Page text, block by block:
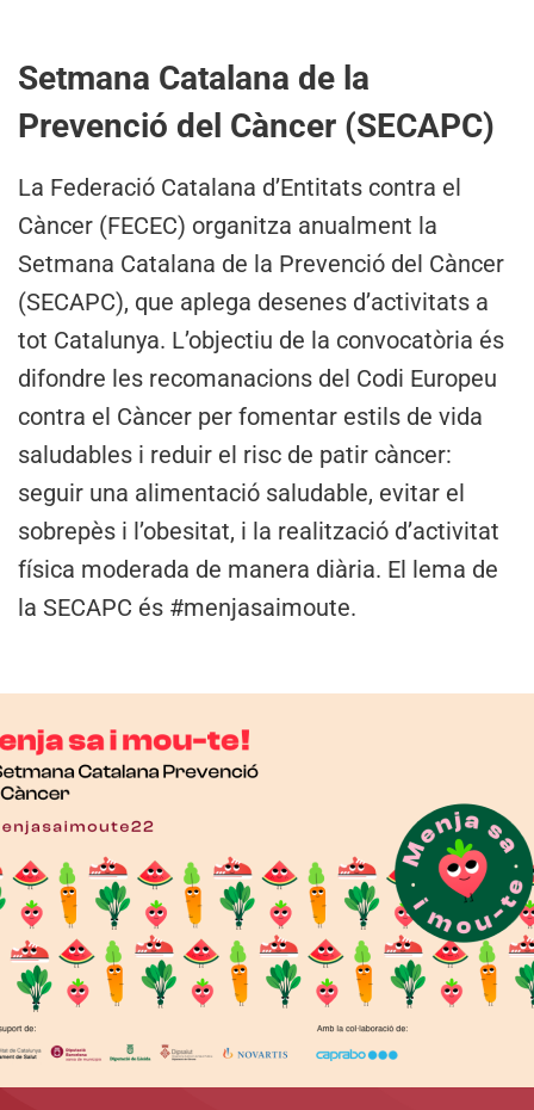
Setmana Catalana de la
Prevenció del Càncer (SECAPC)
La Federació Catalana d’Entitats contra el
Càncer (FECEC) organitza anualment la
Setmana Catalana de la Prevenció del Càncer
(SECAPC), que aplega desenes d’activitats a
tot Catalunya. L’objectiu de la convocatòria és
difondre les recomanacions del Codi Europeu
contra el Càncer per fomentar estils de vida
saludables i reduir el risc de patir càncer:
seguir una alimentació saludable, evitar el
sobrepès i l’obesitat, i la realització d’activitat
física moderada de manera diària. El lema de
la SECAPC és #menjasaimoute.